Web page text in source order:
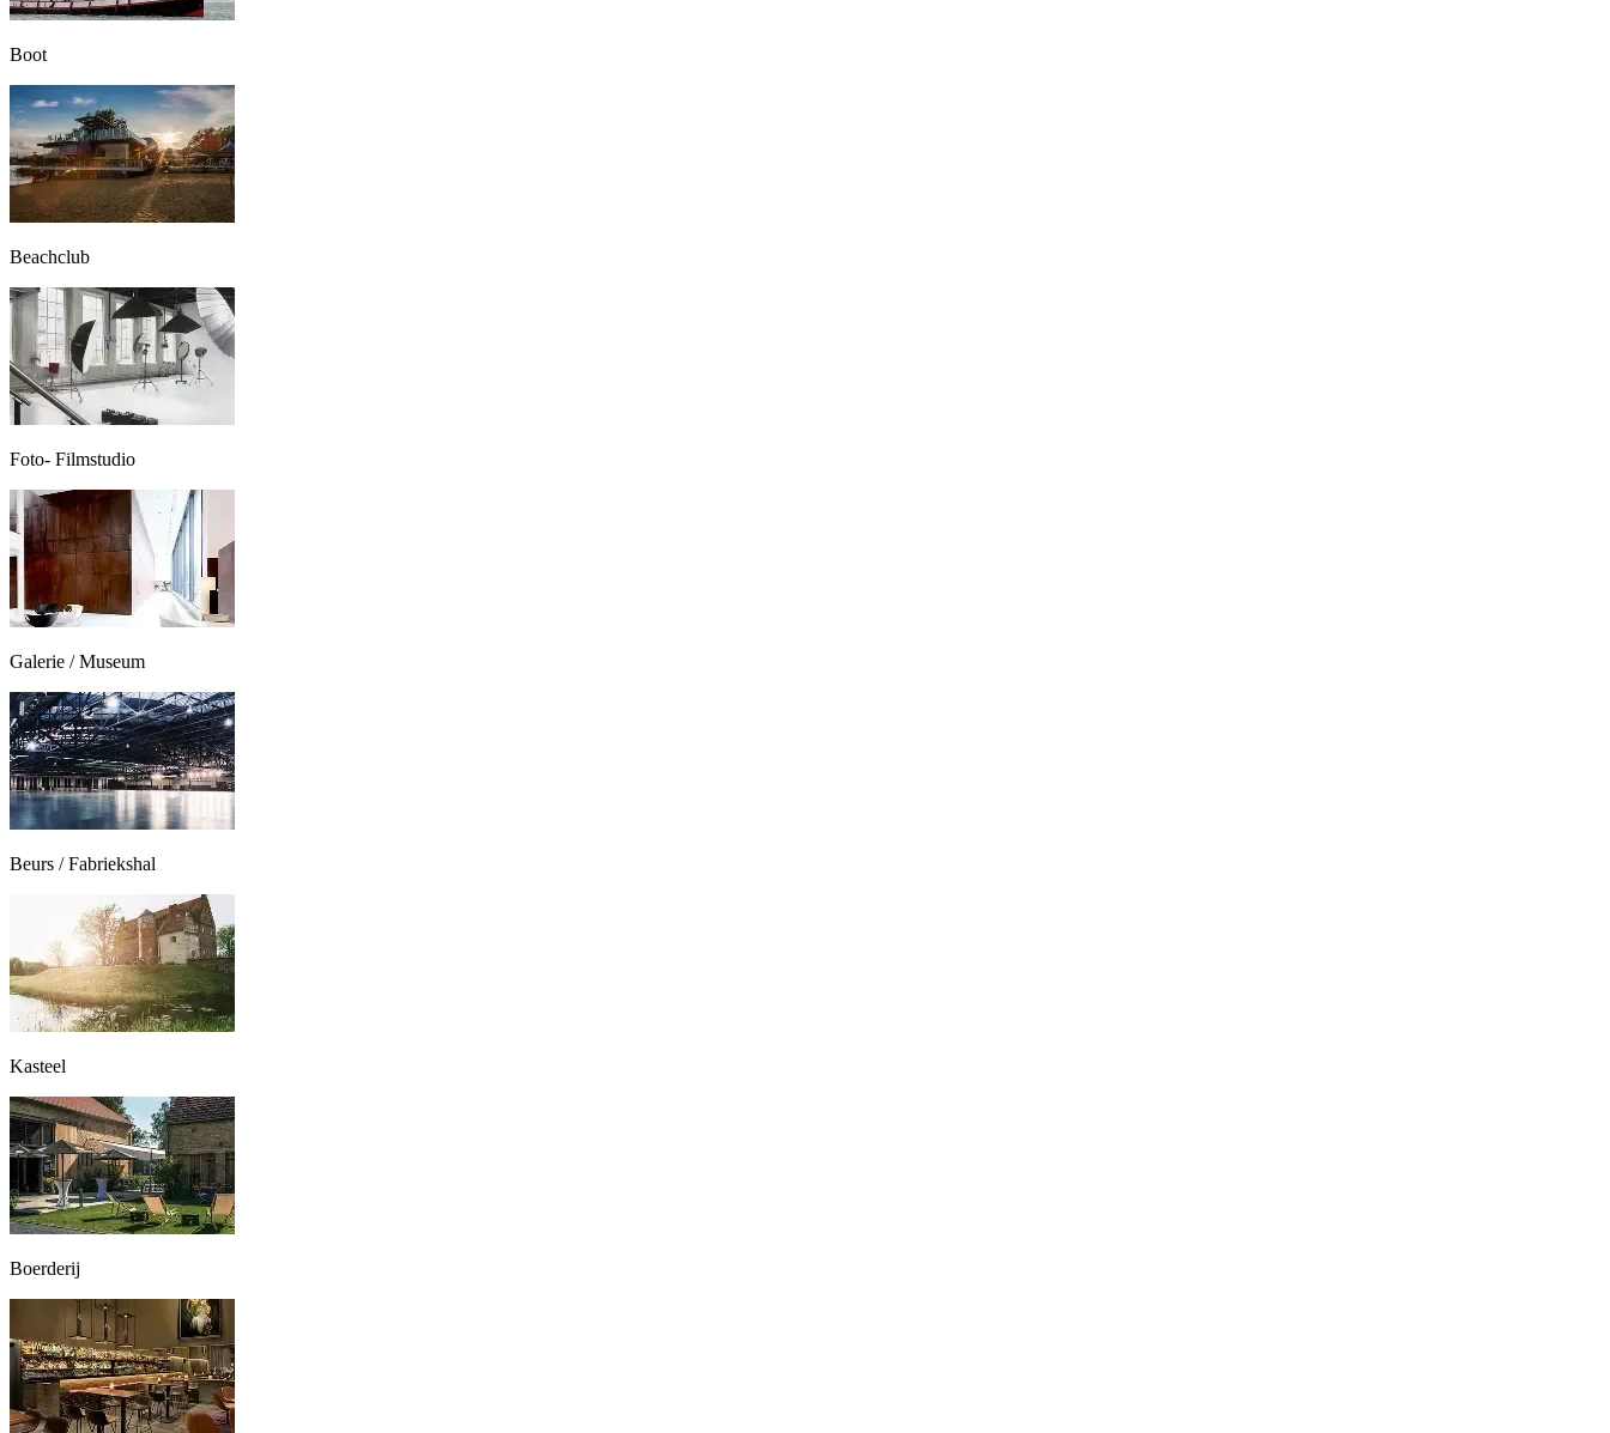
Boot
Beachclub
Foto- Filmstudio
Galerie / Museum
Beurs / Fabriekshal
Kasteel
Boerderij